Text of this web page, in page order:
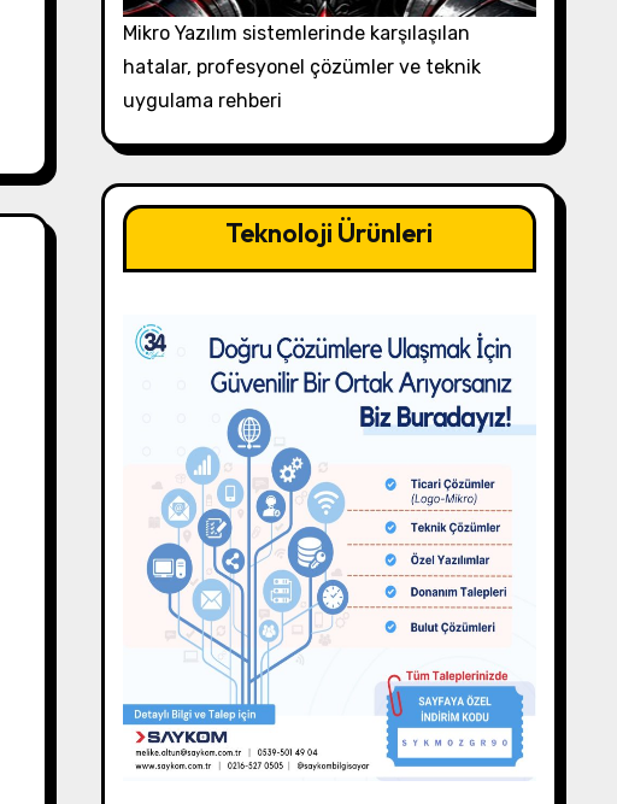
Mikro Yazılım sistemlerinde karşılaşılan
hatalar, profesyonel çözümler ve teknik
uygulama rehberi
Teknoloji Ürünleri